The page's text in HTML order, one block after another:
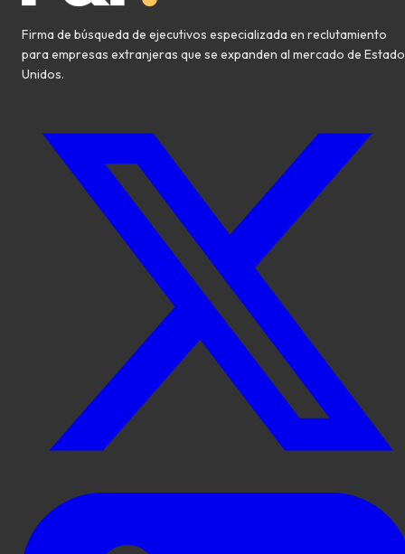
Firma de búsqueda de ejecutivos especializada en reclutamiento
para empresas extranjeras que se expanden al mercado de
Unidos.